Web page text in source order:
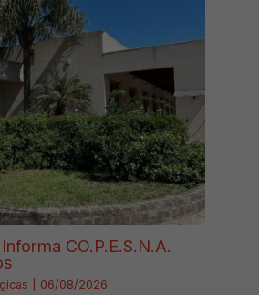
CO.P.E.S.N.A.
06/08/2026